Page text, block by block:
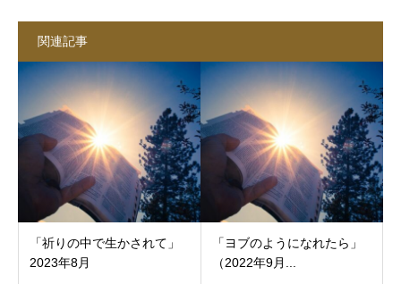
関連記事
「祈りの中で生かされて」
2023年8月
「ヨブのようになれたら」
（2022年9月...